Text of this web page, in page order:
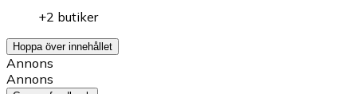
+2 butiker
Hoppa över innehållet
Annons
Annons